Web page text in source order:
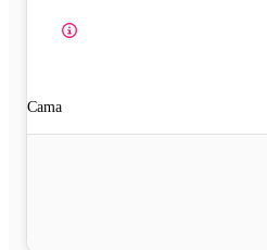
Cama